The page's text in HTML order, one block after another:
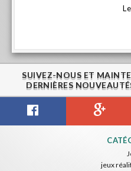
SUIVEZ-NOUS ET
DERNIÈRES
jeux